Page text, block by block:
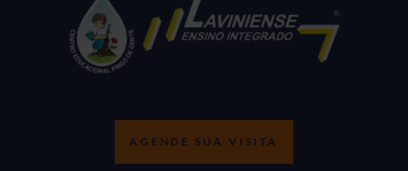
AGENDE SUA VISITA